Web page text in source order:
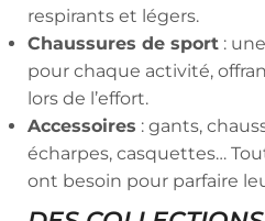
respirants et légers.
Chaussures de sport :
pour chaque activité,
lors de l’effort.
Accessoires : gants,
écharpes, casquettes…
ont besoin pour parfaire